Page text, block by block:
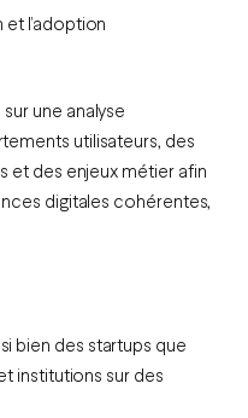
l’adoption
une analyse
utilisateurs, des
et des enjeux métier afin
digitales cohérentes,
bien des startups que
institutions sur des